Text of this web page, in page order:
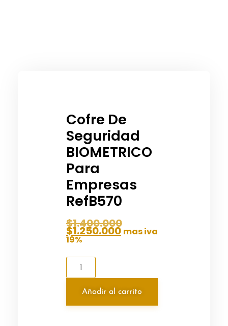
Cofre De
Seguridad
BIOMETRICO
Para
Empresas
RefB570
$1.400.000
$1.250.000 mas iva
19%
Añadir al carrito